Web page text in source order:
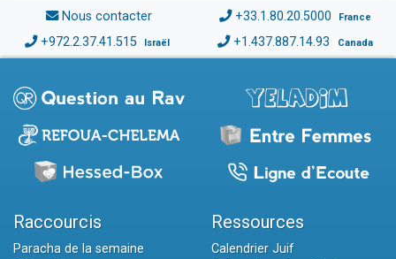
Nous contacter +33.1.80.20.5000 France
+972.2.37.41.515 Israël +1.437.887.14.93 Canada
Raccourcis
Paracha de la semaine
Ressources
Calendrier Juif